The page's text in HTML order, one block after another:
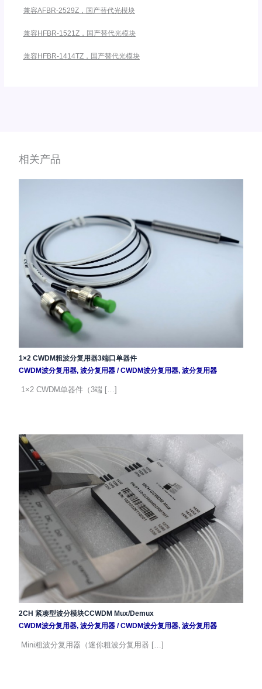
兼容AFBR-2529Z，国产替代光模块
兼容HFBR-1521Z，国产替代光模块
兼容HFBR-1414TZ，国产替代光模块
相关产品
1×2 CWDM粗波分复用器3端口单器件
CWDM波分复用器, 波分复用器/CWDM波分复用器, 波分复用器
1×2 CWDM单器件（3端 […]
2CH 紧凑型波分模块CCWDM Mux/Demux
CWDM波分复用器, 波分复用器/CWDM波分复用器, 波分复用器
Mini粗波分复用器（迷你粗波分复用器 […]